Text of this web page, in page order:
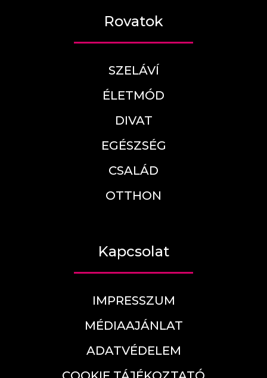
Rovatok
SZELÁVÍ
ÉLETMÓD
DIVAT
EGÉSZSÉG
CSALÁD
OTTHON
Kapcsolat
IMPRESSZUM
MÉDIAAJÁNLAT
ADATVÉDELEM